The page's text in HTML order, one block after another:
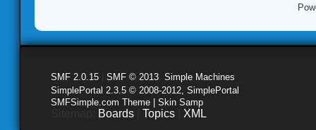
SMF 2.0.15 SMF © 2013 Simple Machines
SimplePortal 2.3.5 © 2008-2012, SimplePortal
SMFSimple.com Theme | Skin Samp
Boards Topics XML